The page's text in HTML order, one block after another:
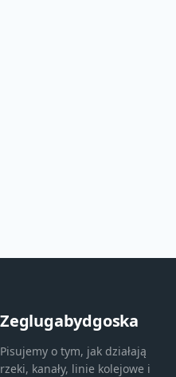
Zeglugabydgoska
Pisujemy o tym, jak działają
rzeki, kanały, linie kolejowe i